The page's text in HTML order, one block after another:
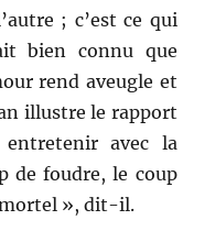
; c’est ce qui
bien connu que
rend aveugle et
illustre le rapport
avec la
de foudre, le coup
mortel », dit-il.